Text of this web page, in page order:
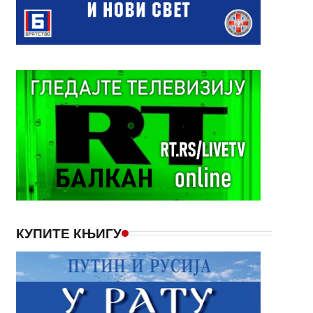
КУПИТЕ КЊИГУ